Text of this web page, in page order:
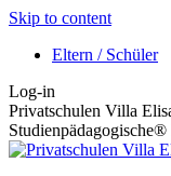
Skip to content
Eltern / Schüler
Log-in
Privatschulen Villa